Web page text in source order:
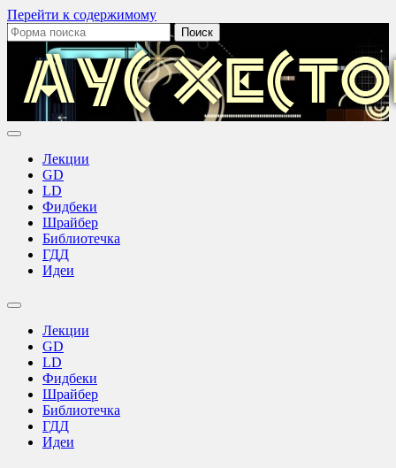
Перейти к содержимому
Поиск:
Аус
Лекции
GD
LD
Фидбеки
Шрайбер
Библиотечка
ГДД
Идеи
Переключить
поискаЛекции
GD
LD
Фидбеки
Шрайбер
Библиотечка
ГДД
Идеи